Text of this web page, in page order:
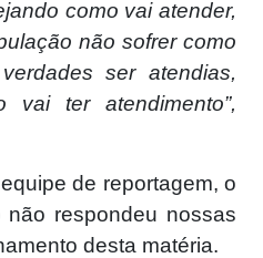
como vai atender,
não sofrer como
ser atendias,
ter atendimento”,
de reportagem, o
não respondeu nossas
desta matéria.